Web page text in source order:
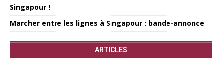
Singapour !
Marcher entre les lignes à Singapour : bande-annonce
ARTICLES